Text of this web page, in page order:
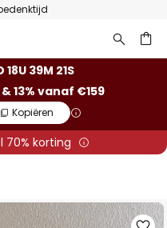
18U 39M 20S
13% vanaf €159
Kopiëren
korting